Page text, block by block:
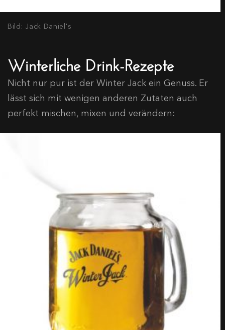
Bild: Jack Daniel's
Winterliche Drink-Rezepte
Nicht nur pur ist der Winter Jack ein Genuss. Er
lässt sich mit wenigen anderen Zutaten auch
perfekt mischen, mixen und verändern: